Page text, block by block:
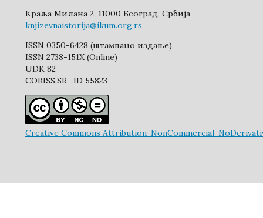
Краља Милана 2, 11000 Београд, Србија
knjizevnaistorija@ikum.org.rs
ISSN 0350-6428 (штампано издање)
ISSN 2738-151X (Online)
UDK 82
COBISS.SR- ID 55823
Creative Commons Attribution-NonCommercial-